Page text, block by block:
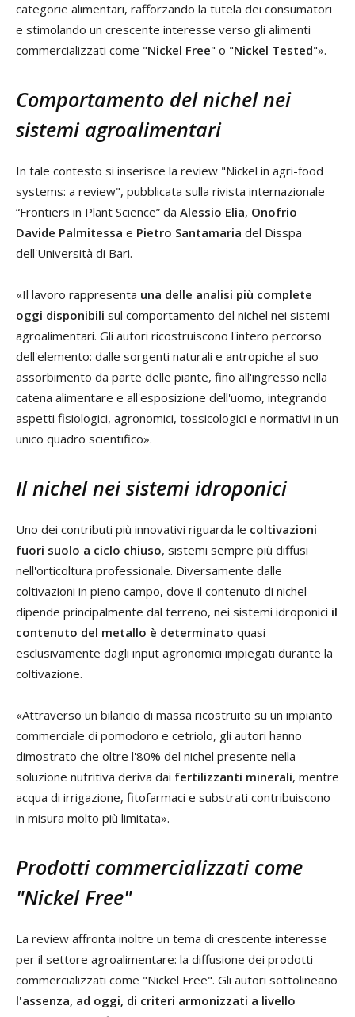
categorie alimentari, rafforzando la tutela dei consumatori
e stimolando un crescente interesse verso gli alimenti
commercializzati come "Nickel Free" o "Nickel Tested"».
Comportamento del nichel nei
sistemi agroalimentari
In tale contesto si inserisce la review "Nickel in agri-food
systems: a review", pubblicata sulla rivista internazionale
“Frontiers in Plant Science” da Alessio Elia, Onofrio
Davide Palmitessa e Pietro Santamaria del Disspa
dell'Università di Bari.
«Il lavoro rappresenta una delle analisi più complete
oggi disponibili sul comportamento del nichel nei sistemi
agroalimentari. Gli autori ricostruiscono l'intero percorso
dell'elemento: dalle sorgenti naturali e antropiche al suo
assorbimento da parte delle piante, fino all'ingresso nella
catena alimentare e all'esposizione dell'uomo, integrando
aspetti fisiologici, agronomici, tossicologici e normativi in un
unico quadro scientifico».
Il nichel nei sistemi idroponici
Uno dei contributi più innovativi riguarda le coltivazioni
fuori suolo a ciclo chiuso, sistemi sempre più diffusi
nell'orticoltura professionale. Diversamente dalle
coltivazioni in pieno campo, dove il contenuto di nichel
dipende principalmente dal terreno, nei sistemi idroponici il
contenuto del metallo è determinato quasi
esclusivamente dagli input agronomici impiegati durante la
coltivazione.
«Attraverso un bilancio di massa ricostruito su un impianto
commerciale di pomodoro e cetriolo, gli autori hanno
dimostrato che oltre l'80% del nichel presente nella
soluzione nutritiva deriva dai fertilizzanti minerali, mentre
acqua di irrigazione, fitofarmaci e substrati contribuiscono
in misura molto più limitata».
Prodotti commercializzati come
"Nickel Free"
La review affronta inoltre un tema di crescente interesse
per il settore agroalimentare: la diffusione dei prodotti
commercializzati come "Nickel Free". Gli autori sottolineano
l'assenza, ad oggi, di criteri armonizzati a livello